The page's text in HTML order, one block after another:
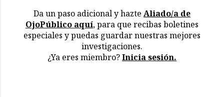
Da un paso adicional y hazte Aliado/a de
OjoPúblico aquí, para que recibas boletines
especiales y puedas guardar nuestras mejores
investigaciones.
¿Ya eres miembro?Inicia sesión.